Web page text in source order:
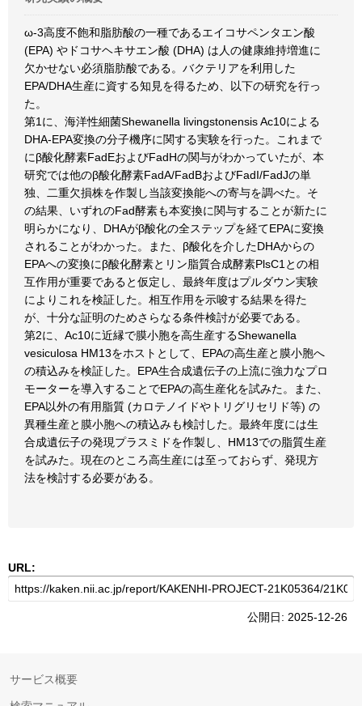
ω-3高度不飽和脂肪酸の一種であるエイコサペンタエン酸
(EPA) やドコサヘキサエン酸 (DHA) は人の健康維持増進に
欠かせない必須脂肪酸である。バクテリアを利用した
EPA/DHA生産に資する知見を得るため、以下の研究を行っ
た。
第1に、海洋性細菌Shewanella livingstonensis Ac10による
DHA-EPA変換の分子機序に関する実験を行った。これまで
にβ酸化酵素FadEおよびFadHの関与がわかっていたが、本
研究では他のβ酸化酵素FadA/FadBおよびFadI/FadJの単
独、二重欠損株を作製し当該変換能への寄与を調べた。そ
の結果、いずれのFad酵素も本変換に関与することが新たに
明らかになり、DHAがβ酸化の全ステップを経てEPAに変換
されることがわかった。また、β酸化を介したDHAからの
EPAへの変換にβ酸化酵素とリン脂質合成酵素PlsC1との相
互作用が重要であると仮定し、最終年度はプルダウン実験
によりこれを検証した。相互作用を示唆する結果を得た
が、十分な証明のためさらなる条件検討が必要である。
第2に、Ac10に近縁で膜小胞を高生産するShewanella
vesiculosa HM13をホストとして、EPAの高生産と膜小胞へ
の積込みを検証した。EPA生合成遺伝子の上流に強力なプロ
モーターを導入することでEPAの高生産化を試みた。また、
EPA以外の有用脂質 (カロテノイドやトリグリセリド等) の
異種生産と膜小胞への積込みも検討した。最終年度には生
合成遺伝子の発現プラスミドを作製し、HM13での脂質生産
を試みた。現在のところ高生産には至っておらず、発現方
法を検討する必要がある。
URL:
公開日: 2025-12-26
サービス概要